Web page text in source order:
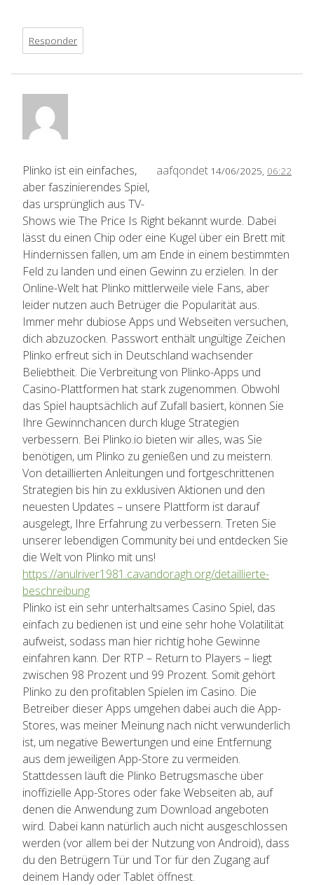
Responder
aafqondet 14/06/2025, 06:22
Plinko ist ein einfaches,
aber faszinierendes Spiel,
das ursprünglich aus TV-
Shows wie The Price Is Right bekannt wurde. Dabei
lässt du einen Chip oder eine Kugel über ein Brett mit
Hindernissen fallen, um am Ende in einem bestimmten
Feld zu landen und einen Gewinn zu erzielen. In der
Online-Welt hat Plinko mittlerweile viele Fans, aber
leider nutzen auch Betrüger die Popularität aus.
Immer mehr dubiose Apps und Webseiten versuchen,
dich abzuzocken. Passwort enthält ungültige Zeichen
Plinko erfreut sich in Deutschland wachsender
Beliebtheit. Die Verbreitung von Plinko-Apps und
Casino-Plattformen hat stark zugenommen. Obwohl
das Spiel hauptsächlich auf Zufall basiert, können Sie
Ihre Gewinnchancen durch kluge Strategien
verbessern. Bei Plinko.io bieten wir alles, was Sie
benötigen, um Plinko zu genießen und zu meistern.
Von detaillierten Anleitungen und fortgeschrittenen
Strategien bis hin zu exklusiven Aktionen und den
neuesten Updates – unsere Plattform ist darauf
ausgelegt, Ihre Erfahrung zu verbessern. Treten Sie
unserer lebendigen Community bei und entdecken Sie
die Welt von Plinko mit uns!
https://anulriver1981.cavandoragh.org/detaillierte-
beschreibung
Plinko ist ein sehr unterhaltsames Casino Spiel, das
einfach zu bedienen ist und eine sehr hohe Volatilität
aufweist, sodass man hier richtig hohe Gewinne
einfahren kann. Der RTP – Return to Players – liegt
zwischen 98 Prozent und 99 Prozent. Somit gehört
Plinko zu den profitablen Spielen im Casino. Die
Betreiber dieser Apps umgehen dabei auch die App-
Stores, was meiner Meinung nach nicht verwunderlich
ist, um negative Bewertungen und eine Entfernung
aus dem jeweiligen App-Store zu vermeiden.
Stattdessen läuft die Plinko Betrugsmasche über
inoffizielle App-Stores oder fake Webseiten ab, auf
denen die Anwendung zum Download angeboten
wird. Dabei kann natürlich auch nicht ausgeschlossen
werden (vor allem bei der Nutzung von Android), dass
du den Betrügern Tür und Tor für den Zugang auf
deinem Handy oder Tablet öffnest.